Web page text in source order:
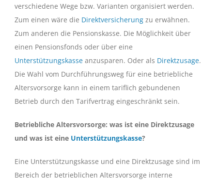
verschiedene Wege bzw. Varianten organisiert werden.
Zum einen wäre die Direktversicherung zu erwähnen.
Zum anderen die Pensionskasse. Die Möglichkeit über
einen Pensionsfonds oder über eine
Unterstützungskasse anzusparen. Oder als Direktzusage.
Die Wahl vom Durchführungsweg für eine betriebliche
Altersvorsorge kann in einem tariflich gebundenen
Betrieb durch den Tarifvertrag eingeschränkt sein.
Betriebliche Altersvorsorge: was ist eine Direktzusage
und was ist eine Unterstützungskasse?
Eine Unterstützungskasse und eine Direktzusage sind im
Bereich der betrieblichen Altersvorsorge interne